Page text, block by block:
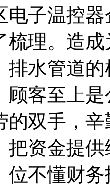
电子温控
梳理。造
排水管道
顾客至上
的双手，
把资金提
位不懂财